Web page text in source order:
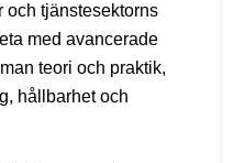
och tjänstesektorns
med avancerade
teori och praktik,
hållbarhet och